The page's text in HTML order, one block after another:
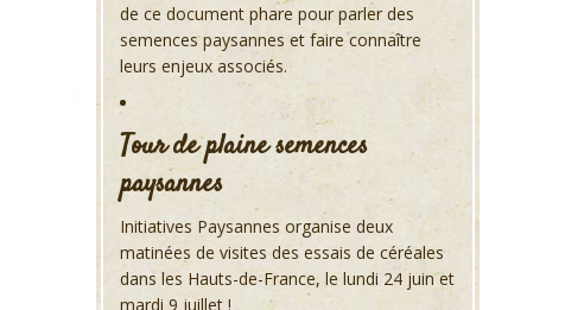
de ce document phare pour parler des
semences paysannes et faire connaître
leurs enjeux associés.
Tour de plaine semences
paysannes
Initiatives Paysannes organise deux
matinées de visites des essais de céréales
dans les Hauts-de-France, le lundi 24 juin et
mardi 9 juillet !